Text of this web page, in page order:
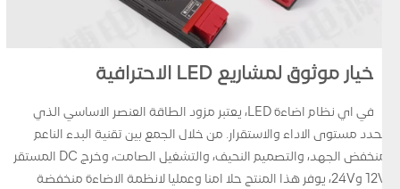
خيار موثوق لمشاريع LED الاحترافية
في اي نظام اضاءة LED، يعتبر مزود الطاقة العنصر الاساسي الذي
يحدد مستوى الاداء والاستقرار. من خلال الجمع بين تقنية البدء الناعم
منخفض الجهد، والتصميم النحيف، والتشغيل الصامت، وخرج DC المستقر
12V و24V، يوفر هذا المنتج حلا امنا وعمليا لانظمة الاضاءة منخفضة